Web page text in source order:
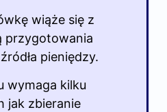
wiąże się z
przygotowania
pieniędzy.
wymaga kilku
jak zbieranie